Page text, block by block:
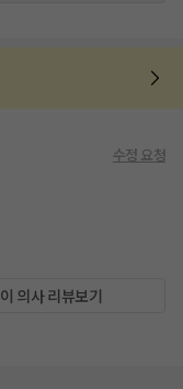
수정 요청
이 의사 리뷰보기